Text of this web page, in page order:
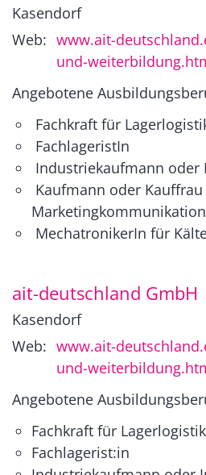
Kasendorf
Web: www.ait-
und-
Angebotene
Fachkraft für
FachlageristIn
Industriekaufmann oder
Kaufmann oder
Marketingkommunikation
MechatronikerIn für
ait-deutschland GmbH
Kasendorf
Web: www.ait-
und-
Angebotene
Fachkraft für Lagerlogistik
Fachlagerist:in